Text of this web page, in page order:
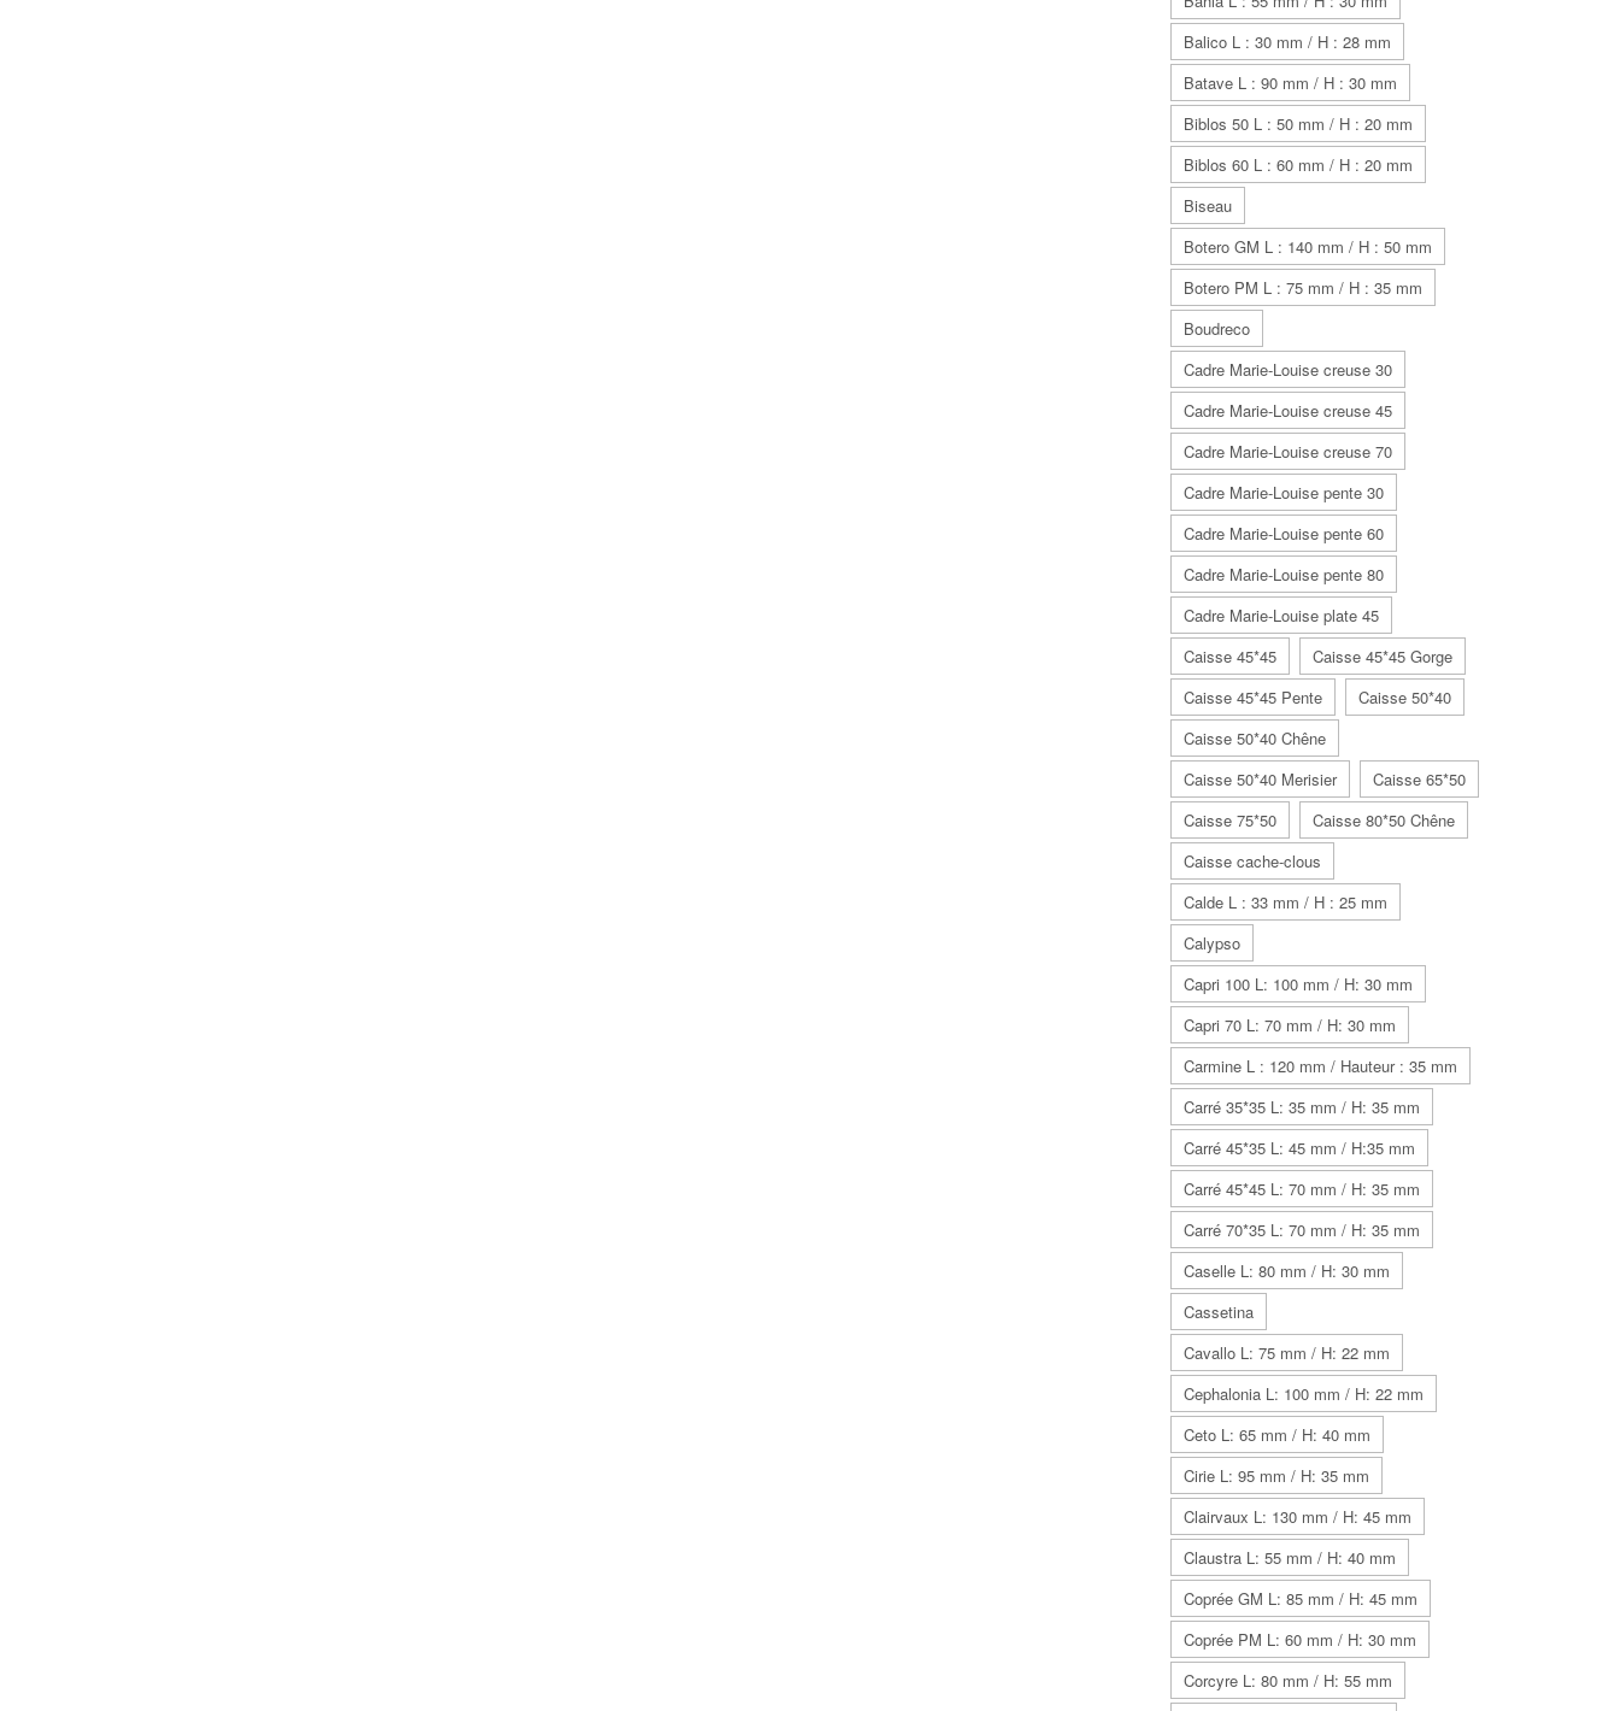
Balico L : 30 mm / H : 28 mm
Batave L : 90 mm / H : 30 mm
Biblos 50 L : 50 mm / H : 20 mm
Biblos 60 L : 60 mm / H : 20 mm
Biseau
Botero GM L : 140 mm / H : 50 mm
Botero PM L : 75 mm / H : 35 mm
Boudreco
Cadre Marie-Louise creuse 30
Cadre Marie-Louise creuse 45
Cadre Marie-Louise creuse 70
Cadre Marie-Louise pente 30
Cadre Marie-Louise pente 60
Cadre Marie-Louise pente 80
Cadre Marie-Louise plate 45
Caisse 45*45
Caisse 45*45 Gorge
Caisse 45*45 Pente
Caisse 50*40
Caisse 50*40 Chêne
Caisse 50*40 Merisier
Caisse 65*50
Caisse 75*50
Caisse 80*50 Chêne
Caisse cache-clous
Calde L : 33 mm / H : 25 mm
Calypso
Capri 100 L: 100 mm / H: 30 mm
Capri 70 L: 70 mm / H: 30 mm
Carmine L : 120 mm / Hauteur : 35 mm
Carré 35*35 L: 35 mm / H: 35 mm
Carré 45*35 L: 45 mm / H:35 mm
Carré 45*45 L: 70 mm / H: 35 mm
Carré 70*35 L: 70 mm / H: 35 mm
Caselle L: 80 mm / H: 30 mm
Cassetina
Cavallo L: 75 mm / H: 22 mm
Cephalonia L: 100 mm / H: 22 mm
Ceto L: 65 mm / H: 40 mm
Cirie L: 95 mm / H: 35 mm
Clairvaux L: 130 mm / H: 45 mm
Claustra L: 55 mm / H: 40 mm
Coprée GM L: 85 mm / H: 45 mm
Coprée PM L: 60 mm / H: 30 mm
Corcyre L: 80 mm / H: 55 mm